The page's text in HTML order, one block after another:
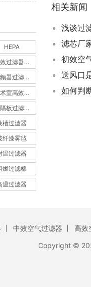
相关新闻
浅谈过
滤芯厂
送风口
如何判
HEPA
中效过滤器-中效空气过滤器
变频器过滤器
手术室高效过滤器
有隔板过滤器
槽过滤器
纤漆雾毡
温过滤器
燃过滤棉
温过滤器
中效空气过滤器 高效
Copyright ©